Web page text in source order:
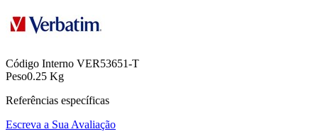
Código Interno VER53651-T
Peso0.25 Kg
Referências específicas
Escreva a Sua Avaliação